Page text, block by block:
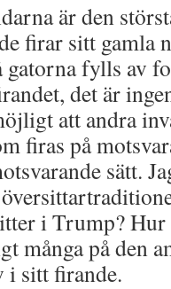
är den
firar sitt gamla
gatorna fylls av
det är
att andra
firas på
sätt.
i Trump? Hur
många på den
i sitt firande.